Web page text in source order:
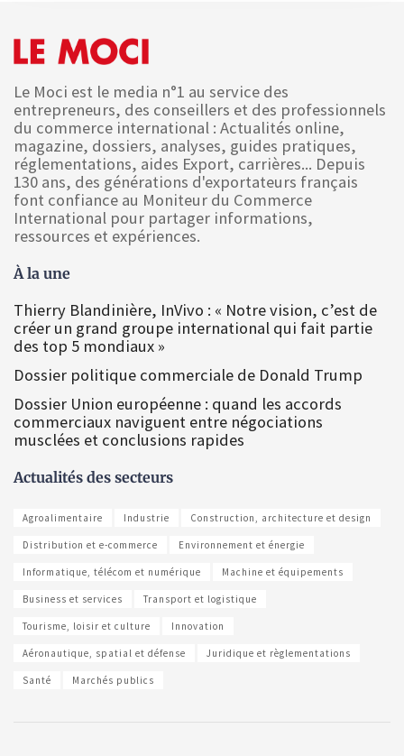
Le Moci est le media n°1 au service des
entrepreneurs, des conseillers et des professionnels
du commerce international : Actualités online,
magazine, dossiers, analyses, guides pratiques,
réglementations, aides Export, carrières... Depuis
130 ans, des générations d'exportateurs français
font confiance au Moniteur du Commerce
International pour partager informations,
ressources et expériences.
À la une
Thierry Blandinière, InVivo : « Notre vision, c’est de
créer un grand groupe international qui fait partie
des top 5 mondiaux »
Dossier politique commerciale de Donald Trump
Dossier Union européenne : quand les accords
commerciaux naviguent entre négociations
musclées et conclusions rapides
Actualités des secteurs
Agroalimentaire Industrie Construction, architecture et design
Distribution et e-commerce Environnement et énergie
Informatique, télécom et numérique Machine et équipements
Business et services Transport et logistique
Tourisme, loisir et culture Innovation
Aéronautique, spatial et défense Juridique et règlementations
Santé Marchés publics